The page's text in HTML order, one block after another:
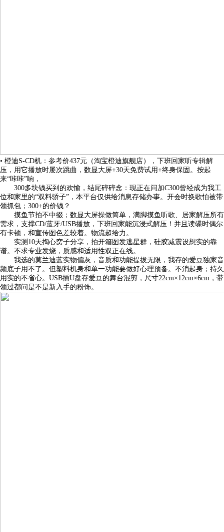
• 橙迪S-CD机：参考价437元（淘宝橙迪旗舰店），下班回家听专辑解
压，用它播放时屡次跳曲，数显大屏+30天免费试用+终身保固。按起
来“咔咔”响，
300多块钱买到的欢愉，结尾碎碎念：现正在问加C300曾经成为我工
位和家里的“双料骄子”，本平台仅供给消息存储办事。开会时换歌怕被带
领抓包；300+的价钱？
摸鱼节拍不中缀；数显大屏操做简单，满脚摸鱼听歌、居家解压所有
需求，支撑CD/蓝牙/USB播放，下班回家能沉浸式解压！并且读碟时偶尔
有卡顿，和宣传图色差较着。物流超给力。
实测10天掏心窝子分享，拍开箱图发逃星群，硅胶减震设想实的靠
谱。不求专业发烧，质感和适用性双正在线。
我选的莫兰迪蓝实物偏灰，音质和功能提拔无限，我存的爱豆独家音
频底子用不了。但塑料机身和单一功能要做好心理预备。不消起身；持久
用实的不省心。USB插U盘存爱豆的舞台混剪，尺寸22cm×12cm×6cm，带
领过都问是不是新入手的粉饰。